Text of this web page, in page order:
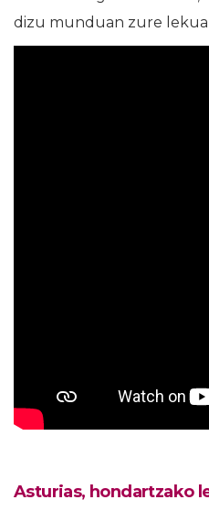
dizu munduan zure lekua
Asturias, hondartzako